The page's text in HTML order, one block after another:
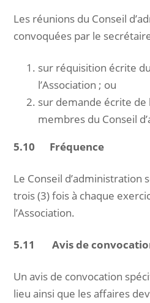
Les réunions du Conseil
convoquées par le
sur réquisition écrite
l’Association ; ou
sur demande écrite
membres du Conseil
5.10 Fréquence
Le Conseil d’administration
trois (3) fois à chaque
l’Association.
5.11 Avisde
Un avis de convocation
lieu ainsi que les affaires